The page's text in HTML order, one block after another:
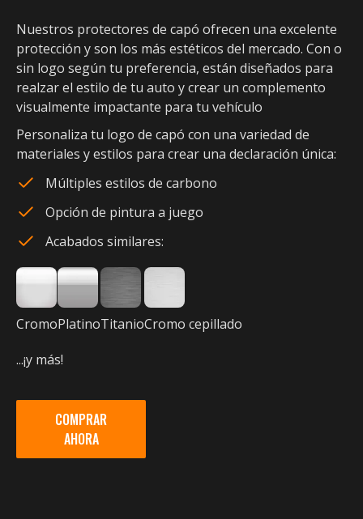
Nuestros protectores de capó ofrecen una excelente
protección y son los más estéticos del mercado. Con o
sin logo según tu preferencia, están diseñados para
realzar el estilo de tu auto y crear un complemento
visualmente impactante para tu vehículo
Personaliza tu logo de capó con una variedad de
materiales y estilos para crear una declaración única:
Múltiples estilos de carbono
Opción de pintura a juego
Acabados similares:
CromoPlatinoTitanioCromo cepillado
...¡y más!
COMPRAR
AHORA